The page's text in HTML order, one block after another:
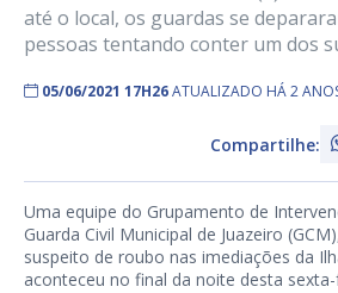
até o local, os guardas se
pessoas tentando conter um dos
05/06/2021 17H26ATUALIZADO HÁ 2
Compartilhe:
Uma equipe do Grupamento de
Guarda Civil Municipal de Juazeiro
suspeito de roubo nas imediações da
aconteceu no final da noite desta sexta-